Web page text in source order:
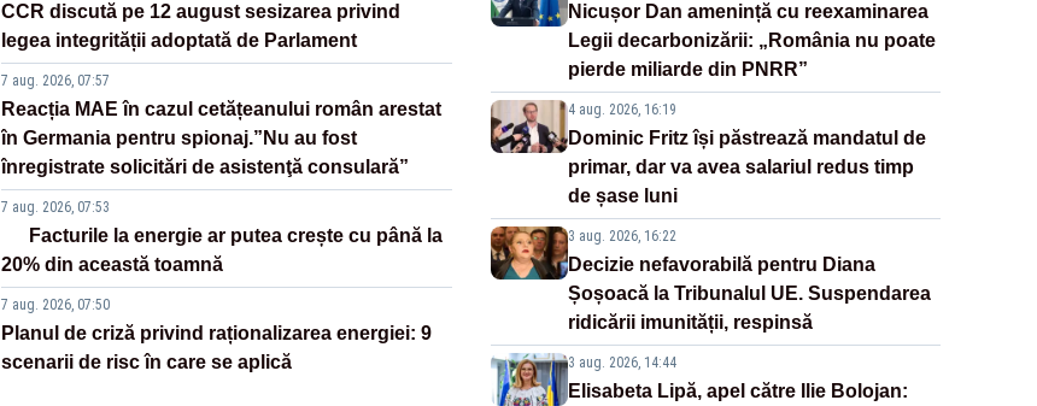
CCR discută pe 12 august sesizarea privind
legea integrității adoptată de Parlament
7 aug. 2026, 07:57
Reacția MAE în cazul cetățeanului român arestat
în Germania pentru spionaj.”Nu au fost
înregistrate solicitări de asistenţă consulară”
7 aug. 2026, 07:53
Facturile la energie ar putea crește cu până la
20% din această toamnă
7 aug. 2026, 07:50
Planul de criză privind raționalizarea energiei: 9
scenarii de risc în care se aplică
Nicușor Dan amenință cu reexaminarea
Legii decarbonizării: „România nu poate
pierde miliarde din PNRR”
4 aug. 2026, 16:19
Dominic Fritz își păstrează mandatul de
primar, dar va avea salariul redus timp
de șase luni
3 aug. 2026, 16:22
Decizie nefavorabilă pentru Diana
Șoșoacă la Tribunalul UE. Suspendarea
ridicării imunității, respinsă
3 aug. 2026, 14:44
Elisabeta Lipă, apel către Ilie Bolojan: